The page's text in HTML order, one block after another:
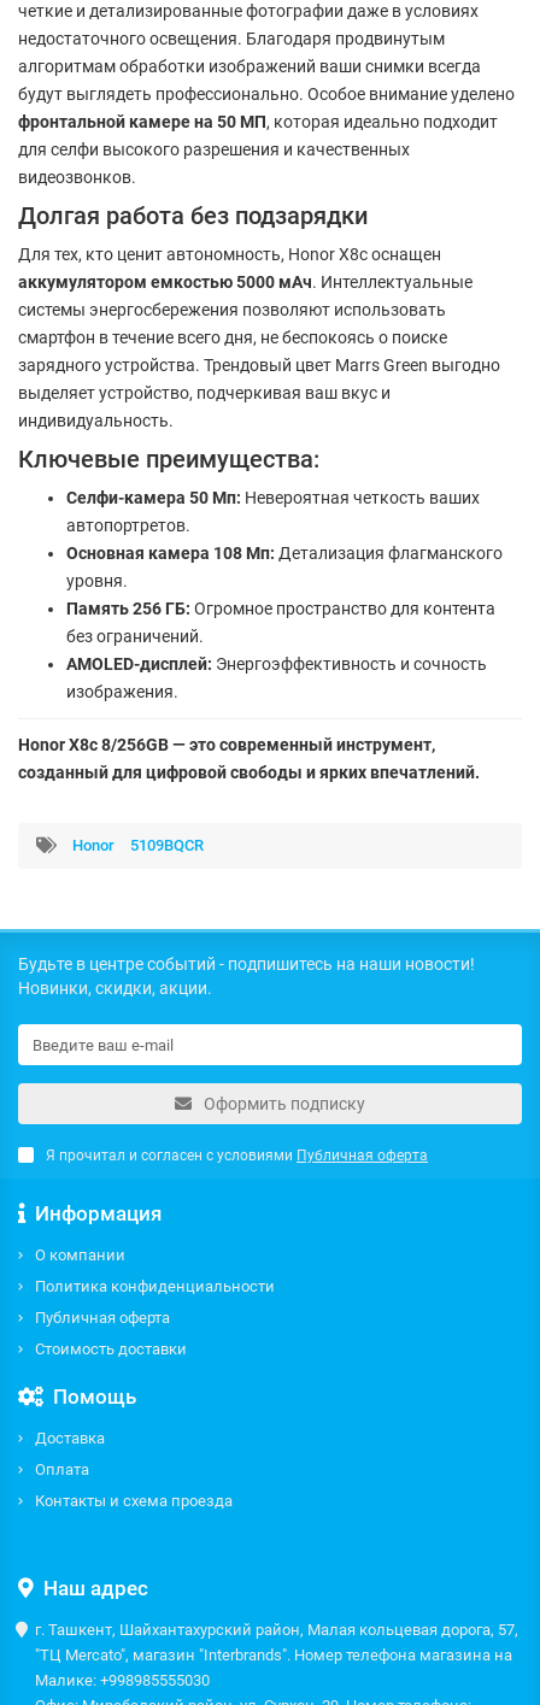
четкие и детализированные фотографии даже в условиях
недостаточного освещения. Благодаря продвинутым
алгоритмам обработки изображений ваши снимки всегда
будут выглядеть профессионально. Особое внимание уделено
фронтальной камере на 50 МП, которая идеально подходит
для селфи высокого разрешения и качественных
видеозвонков.
Долгая работа без подзарядки
Для тех, кто ценит автономность, Honor X8c оснащен
аккумулятором емкостью 5000 мАч. Интеллектуальные
системы энергосбережения позволяют использовать
смартфон в течение всего дня, не беспокоясь о поиске
зарядного устройства. Трендовый цвет Marrs Green выгодно
выделяет устройство, подчеркивая ваш вкус и
индивидуальность.
Ключевые преимущества:
Селфи-камера 50 Мп: Невероятная четкость ваших
автопортретов.
Основная камера 108 Мп: Детализация флагманского
уровня.
Память 256 ГБ: Огромное пространство для контента
без ограничений.
AMOLED-дисплей: Энергоэффективность и сочность
изображения.
Honor X8c 8/256GB — это современный инструмент,
созданный для цифровой свободы и ярких впечатлений.
Honor 5109BQCR
Будьте в центре событий - подпишитесь на наши новости!
Новинки, скидки, акции.
Оформить подписку
Я прочитал и согласен с условиями Публичная оферта
Информация
О компании
Политика конфиденциальности
Публичная оферта
Стоимость доставки
Помощь
Доставка
Оплата
Контакты и схема проезда
Наш адрес
г. Ташкент, Шайхантахурский район, Малая кольцевая дорога, 57,
"ТЦ Mercato", магазин "Interbrands". Номер телефона магазина на
Малике: +998985555030